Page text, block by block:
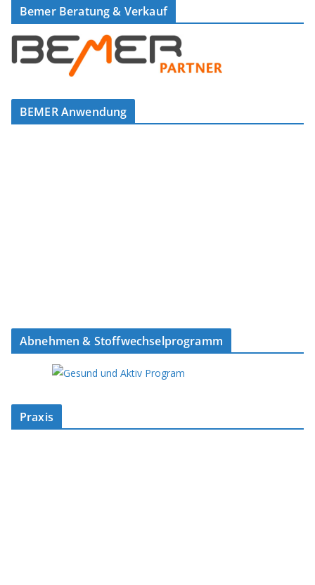
Bemer Beratung & Verkauf
BEMER Anwendung
Abnehmen & Stoffwechselprogramm
Praxis